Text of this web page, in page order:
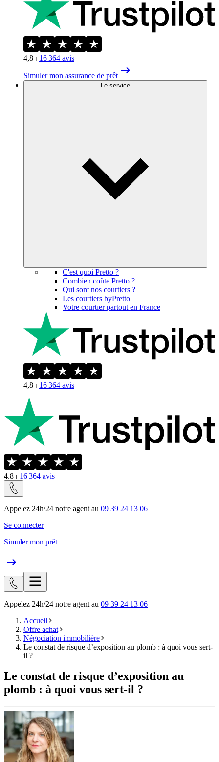
4,8 ⏐ 16 364 avis
Simuler mon assurance de prêt
Le service
C'est quoi Pretto ?
Combien coûte Pretto ?
Qui sont nos courtiers ?
Les courtiers byPretto
Votre courtier partout en France
4,8 ⏐ 16 364 avis
4,8 ⏐ 16 364 avis
Appelez 24h/24 notre agent au 09 39 24 13 06
Se connecter
Simuler mon prêt
Appelez 24h/24 notre agent au 09 39 24 13 06
Accueil
Offre achat
Négociation immobilière
Le constat de risque d’exposition au plomb : à quoi vous sert-
il ?
Le constat de risque d’exposition au
plomb : à quoi vous sert-il ?